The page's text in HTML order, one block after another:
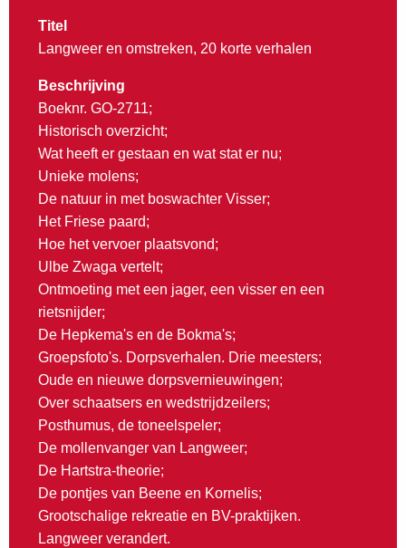
Titel
Langweer en omstreken, 20 korte verhalen
Beschrijving
Boeknr. GO-2711;
Historisch overzicht;
Wat heeft er gestaan en wat stat er nu;
Unieke molens;
De natuur in met boswachter Visser;
Het Friese paard;
Hoe het vervoer plaatsvond;
Ulbe Zwaga vertelt;
Ontmoeting met een jager, een visser en een
rietsnijder;
De Hepkema's en de Bokma's;
Groepsfoto's. Dorpsverhalen. Drie meesters;
Oude en nieuwe dorpsvernieuwingen;
Over schaatsers en wedstrijdzeilers;
Posthumus, de toneelspeler;
De mollenvanger van Langweer;
De Hartstra-theorie;
De pontjes van Beene en Kornelis;
Grootschalige rekreatie en BV-praktijken.
Langweer verandert.